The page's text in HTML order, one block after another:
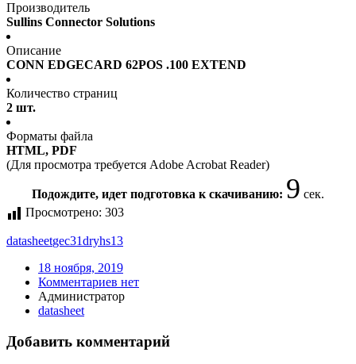
Производитель
Sullins Connector Solutions
Описание
CONN EDGECARD 62POS .100 EXTEND
Количество страниц
2 шт.
Форматы файла
HTML, PDF
(Для просмотра требуется Adobe Acrobat Reader)
Подождите, идет подготовка к скачиванию: 9 сек.
Просмотрено: 303
datasheetgec31dryhs13
18 ноября, 2019
Комментариев нет
Администратор
datasheet
Добавить комментарий